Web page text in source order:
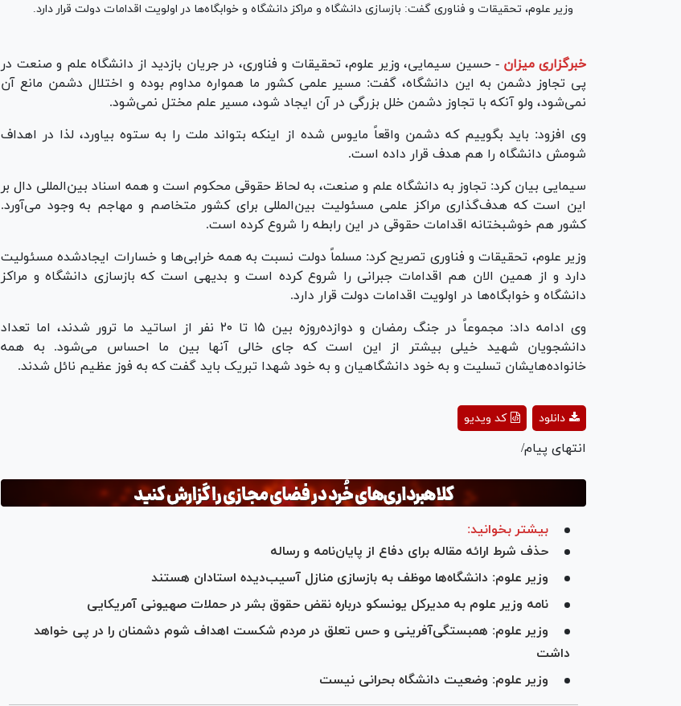
وزیر علوم، تحقیقات و فناوری گفت: بازسازی دانشگاه و مراکز دانشگاه و خوابگاه‌ها در اولویت اقدامات دولت قرار دارد.
خبرگزاری میزان - حسین سیمایی، وزیر علوم، تحقیقات و فناوری، در جریان بازدید از دانشگاه علم و صنعت در
پی تجاوز دشمن به این دانشگاه، گفت: مسیر علمی کشور ما همواره مداوم بوده و اختلال دشمن مانع آن
نمی‌شود، ولو آنکه با تجاوز دشمن خلل بزرگی در آن ایجاد شود، مسیر علم مختل نمی‌شود.
وی افزود: باید بگوییم که دشمن واقعاً مایوس شده از اینکه بتواند ملت را به ستوه بیاورد، لذا در اهداف
شومش دانشگاه را هم هدف قرار داده است.
سیمایی بیان کرد: تجاوز به دانشگاه علم و صنعت، به لحاظ حقوقی محکوم است و همه اسناد بین‌المللی دال بر
این است که هدف‌گذاری مراکز علمی مسئولیت بین‌المللی برای کشور متخاصم و مهاجم به وجود می‌آورد.
کشور هم خوشبختانه اقدامات حقوقی در این رابطه را شروع کرده است.
وزیر علوم، تحقیقات و فناوری تصریح کرد: مسلماً دولت نسبت به همه خرابی‌ها و خسارات ایجاد‌شده مسئولیت
دارد و از همین الان هم اقدامات جبرانی را شروع کرده است و بدیهی است که بازسازی دانشگاه و مراکز
دانشگاه و خوابگاه‌ها در اولویت اقدامات دولت قرار دارد.
وی ادامه داد: مجموعاً در جنگ رمضان و دوازده‌روزه بین ۱۵ تا ۲۰ نفر از اساتید ما ترور شدند، اما تعداد
دانشجویان شهید خیلی بیشتر از این است که جای خالی آنها بین ما احساس می‌شود. به همه
خانواده‌هایشان تسلیت و به خود دانشگاهیان و به خود شهدا تبریک باید گفت که به فوز عظیم نائل شدند.
کد ویدیو دانلود
انتهای پیام/
بیشتر بخوانید:
حذف شرط ارائه مقاله برای دفاع از پایان‌نامه و رساله
وزیر علوم: دانشگاه‌ها موظف به بازسازی منازل آسیب‌دیده استادان هستند
نامه وزیر علوم به مدیرکل یونسکو درباره نقض حقوق بشر در حملات صهیونی آمریکایی
وزیر علوم: همبستگی‌آفرینی و حس تعلق در مردم شکست اهداف شوم دشمنان را در پی خواهد
داشت
وزیر علوم: وضعیت دانشگاه بحرانی نیست